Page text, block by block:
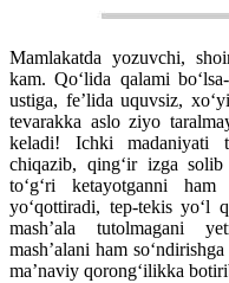
Mamlakatda yozuvchi,
kam. Qoʻlida qalami
ustiga, feʼlida uquvsiz,
tevarakka aslo ziyo
keladi! Ichki madaniyati
chiqazib, qingʻir izga
toʻgʻri ketayotganni ham
yoʻqottiradi, tep-tekis yoʻl
mashʼala tutolmagani
mashʼalani ham
maʼnaviy qorongʻilikka